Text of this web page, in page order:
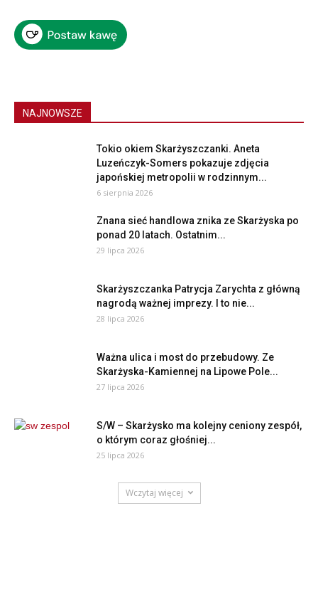
NAJNOWSZE
Tokio okiem Skarżyszczanki. Aneta
Luzeńczyk-Somers pokazuje zdjęcia
japońskiej metropolii w rodzinnym...
6 sierpnia 2026
Znana sieć handlowa znika ze Skarżyska po
ponad 20 latach. Ostatnim...
29 lipca 2026
Skarżyszczanka Patrycja Zarychta z główną
nagrodą ważnej imprezy. I to nie...
28 lipca 2026
Ważna ulica i most do przebudowy. Ze
Skarżyska-Kamiennej na Lipowe Pole...
27 lipca 2026
S/W – Skarżysko ma kolejny ceniony zespół,
o którym coraz głośniej...
25 lipca 2026
Wczytaj więcej